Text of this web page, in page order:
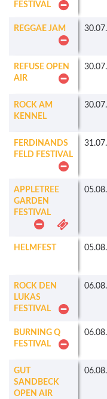
FESTIVAL
REGGAE JAM 30.07.
REFUSE OPEN
AIR
30.07.
ROCK AM
KENNEL
30.07.
FERDINANDS
FELD FESTIVAL
31.07.
APPLETREE
GARDEN
FESTIVAL
05.08.
HELMFEST 05.08.
ROCK DEN
LUKAS
FESTIVAL
06.08.
BURNING Q
FESTIVAL
06.08.
GUT
SANDBECK
OPEN AIR
06.08.